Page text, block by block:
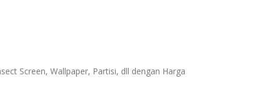
Screen, Wallpaper, Partisi, dll dengan Harga